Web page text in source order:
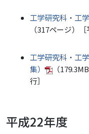
工学研究科・工
（317ページ）
工学研究科・工
集）
（
行］
平成22年度